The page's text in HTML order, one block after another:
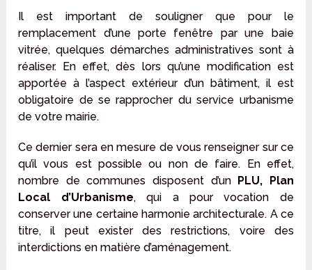
Il est important de souligner que pour le
remplacement d’une porte fenêtre par une baie
vitrée, quelques démarches administratives sont à
réaliser. En effet, dès lors qu’une modification est
apportée à l’aspect extérieur d’un bâtiment, il est
obligatoire de se rapprocher du service urbanisme
de votre mairie.
Ce dernier sera en mesure de vous renseigner sur ce
qu’il vous est possible ou non de faire. En effet,
nombre de communes disposent d’un PLU, Plan
Local d’Urbanisme, qui a pour vocation de
conserver une certaine harmonie architecturale. A ce
titre, il peut exister des restrictions, voire des
interdictions en matière d’aménagement.